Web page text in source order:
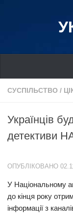
Україна
Дніпро
Львів
Харків
Донбас
Одеса
СУСПІЛЬСТВО /
Українців
детективи
ОПУБЛІКОВАНО
У Національному
до кінця року
інформації з